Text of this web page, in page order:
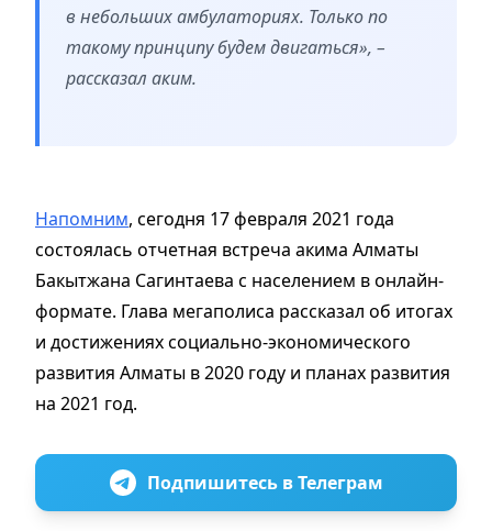
в небольших амбулаториях. Только по
такому принципу будем двигаться», –
рассказал аким.
Напомним, сегодня 17 февраля 2021 года
состоялась отчетная встреча акима Алматы
Бакытжана Сагинтаева с населением в онлайн-
формате. Глава мегаполиса рассказал об итогах
и достижениях социально-экономического
развития Алматы в 2020 году и планах развития
на 2021 год.
Подпишитесь в Телеграм